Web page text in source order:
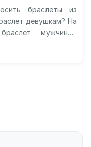
браслеты из
девушкам? На
мужчины?